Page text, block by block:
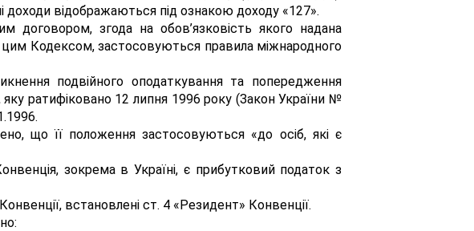
доходи відображаються під ознакою доходу «127».
згода на обов’язковість якого надана
Кодексом, застосовуються правила міжнародного
подвійного оподаткування та попередження
яку ратифіковано 12 липня 1996 року (Закон України №
що її положення застосовуються «до осіб, які є
зокрема в Україні, є прибутковий податок з
встановлені ст. 4 «Резидент» Конвенції.